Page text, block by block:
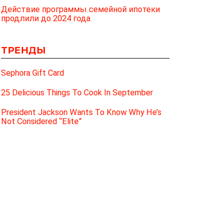
Действие программы семейной ипотеки
продлили до 2024 года
ТРЕНДЫ
Sephora Gift Card
25 Delicious Things To Cook In September
President Jackson Wants To Know Why He’s
Not Considered “Elite”